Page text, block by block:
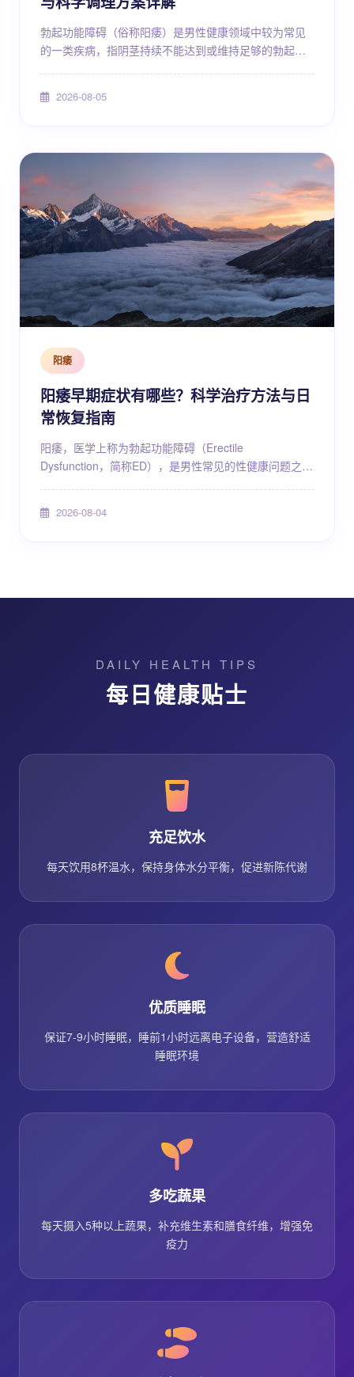
勃起功能障碍（俗称阳痿）是男性健康领域中较为常见
的一类疾病，指阴茎持续不能达到或维持足够的勃起以
随着医学研究的不断深入，针对勃起功能障碍的诊疗手
者建立科学、理性的......
2026-08-05
阳痿
阳痿早期症状有哪些？科学治疗方法与日
常恢复指南
阳痿，医学上称为勃起功能障碍（Erectile
Dysfunction，简称ED），是男性常见的性健康问题之
碍在早期阶段如果能够被及时识别并采取科学干预，多
2026-08-04
DAILY HEALTH TIPS
每日健康贴士
充足饮水
每天饮用8杯温水，保持身体水分平衡，促进新陈代谢
优质睡眠
保证7-9小时睡眠，睡前1小时远离电子设备，营造舒适
睡眠环境
多吃蔬果
每天摄入5种以上蔬果，补充维生素和膳食纤维，增强免
疫力